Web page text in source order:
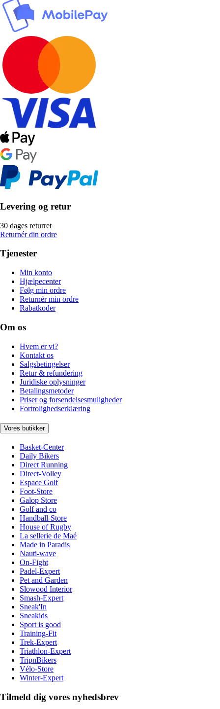
Levering og retur
30 dages returret
Returnér din ordre
Tjenester
Min konto
Hjælpecenter
Følg min ordre
Returnér min ordre
Rabatkoder
Om os
Hvem er vi?
Kontakt os
Salgsbetingelser
Retur & refundering
Juridiske oplysninger
Betalingsmetoder
Priser og forsendelsesmuligheder
Fortrolighedserklæring
Vores butikker
Basket-Center
Daily Bikers
Direct Running
Direct-Volley
Espace Golf
Foot-Store
Galop Store
Golf and co
Handball-Store
House of Rugby
La sellerie de Maé
Made in Paradis
Nauti-wave
On-Fight
Padel-Expert
Pet and Garden
Slowood Interior
Smash-Expert
Sneak'In
Sneakids
Sport is good
Training-Fit
Trek-Expert
Triathlon-Expert
TripnBikers
Vélo-Store
Winter-Expert
Tilmeld dig vores nyhedsbrev